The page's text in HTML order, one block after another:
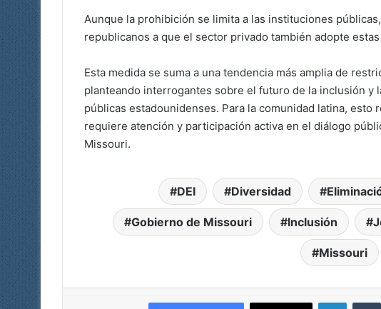
Aunque la prohibición se limita a las instituciones
republicanos a que el sector privado también adopte
Esta medida se suma a una tendencia más amplia de
planteando interrogantes sobre el futuro de la inclusión y
públicas estadounidenses. Para la comunidad latina, esto
requiere atención y participación activa en el diálogo
Missouri.
DEI Diversidad
Gobierno de Missouri Inclusión
Missouri
LinkedIn